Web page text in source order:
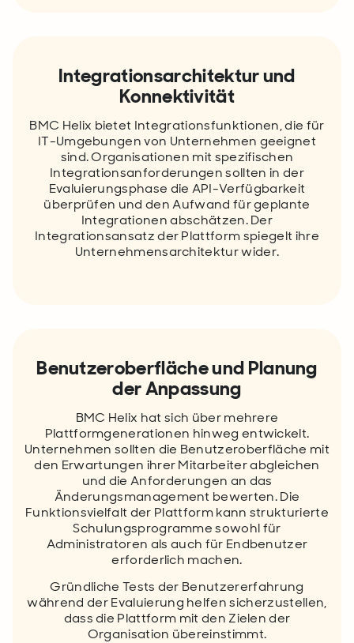
Integrationsarchitektur und
Konnektivität
BMC Helix bietet Integrationsfunktionen, die für
IT-Umgebungen von Unternehmen geeignet
sind. Organisationen mit spezifischen
Integrationsanforderungen sollten in der
Evaluierungsphase die API-Verfügbarkeit
überprüfen und den Aufwand für geplante
Integrationen abschätzen. Der
Integrationsansatz der Plattform spiegelt ihre
Unternehmensarchitektur wider.
Benutzeroberfläche und Planung
der Anpassung
BMC Helix hat sich über mehrere
Plattformgenerationen hinweg entwickelt.
Unternehmen sollten die Benutzeroberfläche mit
den Erwartungen ihrer Mitarbeiter abgleichen
und die Anforderungen an das
Änderungsmanagement bewerten. Die
Funktionsvielfalt der Plattform kann strukturierte
Schulungsprogramme sowohl für
Administratoren als auch für Endbenutzer
erforderlich machen.
Gründliche Tests der Benutzererfahrung
während der Evaluierung helfen sicherzustellen,
dass die Plattform mit den Zielen der
Organisation übereinstimmt.